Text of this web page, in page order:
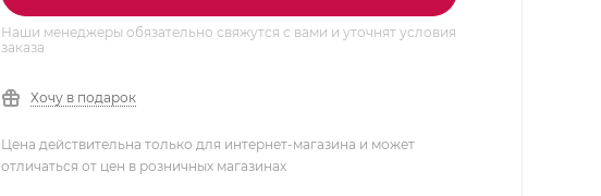
Наши менеджеры обязательно свяжутся с вами и уточнят условия
заказа
Хочу в подарок
Цена действительна только для интернет-магазина и может
отличаться от цен в розничных магазинах